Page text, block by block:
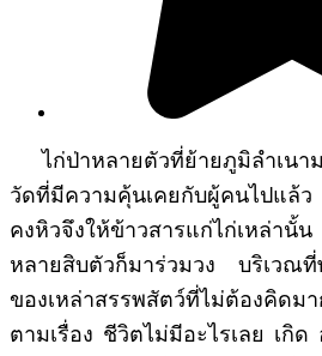
ไก่ป่าหลายตัวที่ย้ายภูมิลำเนา
วัดที่มีความคุ้นเคยกับผู้คนไปแล้ว
คงหิวจึงให้ข้าวสารแก่ไก่เหล่า
หลายสิบตัวก็มาร่วมวง บริเวณที่
ของเหล่าสรรพสัตว์ที่ไม่ต้องคิด
ตามเรื่อง ชีวิตไม่มีอะไรเลย เกิด